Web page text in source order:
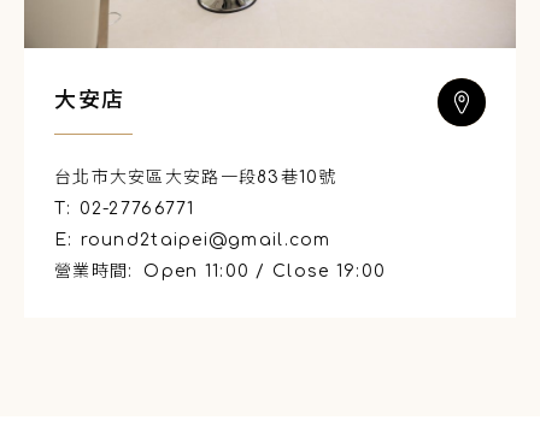
大安店
台北市大安區大安路一段83巷10號
T:
02-27766771
E: round2taipei@gmail.com
營業時間:
Open 11:00 / Close 19:00